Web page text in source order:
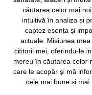
căutarea celor mai
intuitivă în analiza și
captez esența și
actuale. Misiunea
cititorii mei, oferindu-le
mereu în căutarea celor
care le acopăr și mă
cele mai bune și mai